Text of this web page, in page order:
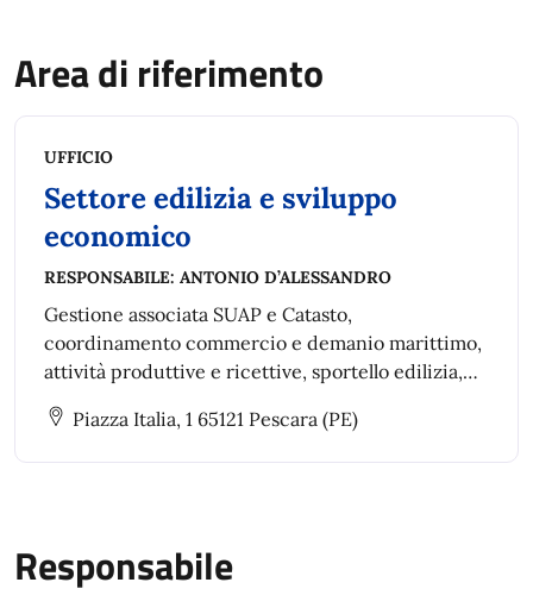
Area di riferimento
UFFICIO
Settore edilizia e sviluppo
economico
RESPONSABILE: ANTONIO D’ALESSANDRO
Gestione associata SUAP e Catasto,
coordinamento commercio e demanio marittimo,
attività produttive e ricettive, sportello edilizia,
condoni, agibilità e controllo abusi e conformità
edilizie.
Piazza Italia, 1 65121 Pescara (PE)
Responsabile